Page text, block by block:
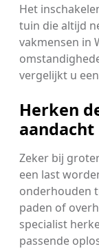
Het
tuin die altijd
vakmensen in
vergelijkt u
Herken
Zeker bij
een last
onderhouden
paden of
specialist
passende